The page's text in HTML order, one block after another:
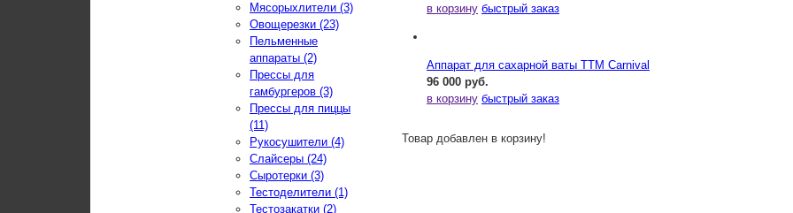
в корзину быстрый заказ
Аппарат для сахарной ваты ТТМ Carnival
96 000 руб.
в корзину быстрый заказ
Товар добавлен в корзину!
Мясорыхлители (3)
Овощерезки (23)
Пельменные
аппараты (2)
Прессы для
гамбургеров (3)
Прессы для пиццы
(11)
Рукосушители (4)
Слайсеры (24)
Сыротерки (3)
Тестоделители (1)
Тестозакатки (2)